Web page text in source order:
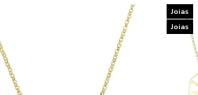
Joias
Joias